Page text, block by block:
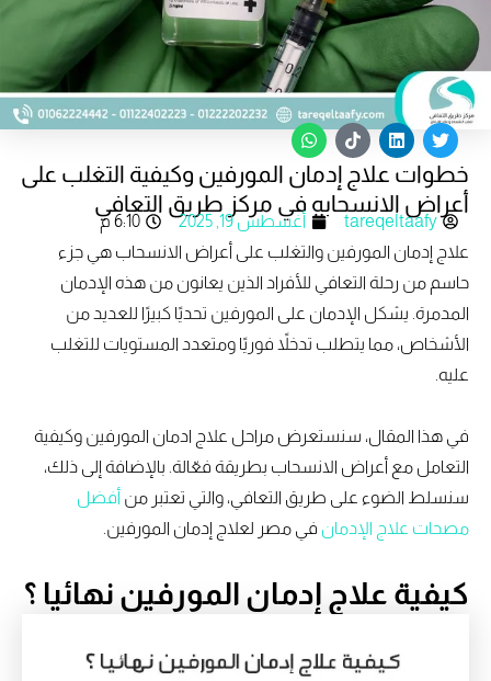
T
w
i
t
e
L
i
n
e
d
n
T
i
k
o
k
W
h
a
t
s
a
p
p
خطوات علاج إدمان المورفين وكيفية التغلب على
أعراض الانسحابه في مركز طريق التعافي
tareqeltaafy أغسطس 19, 2025
6:10 م
علاج إدمان المورفين والتغلب على أعراض الانسحاب هي جزء
حاسم من رحلة التعافي للأفراد الذين يعانون من هذه الإدمان
المدمرة. يشكل الإدمان على المورفين تحديًا كبيرًا للعديد من
الأشخاص، مما يتطلب تدخلاً فوريًا ومتعدد المستويات للتغلب
عليه.
في هذا المقال، سنستعرض مراحل علاج ادمان المورفين وكيفية
التعامل مع أعراض الانسحاب بطريقة فعّالة. بالإضافة إلى ذلك،
سنسلط الضوء على طريق التعافي، والتي تعتبر منأفضل
مصحات علاج الإدمانفي مصر لعلاج إدمان المورفين.
كيفية علاج إدمان المورفين نهائيا ؟